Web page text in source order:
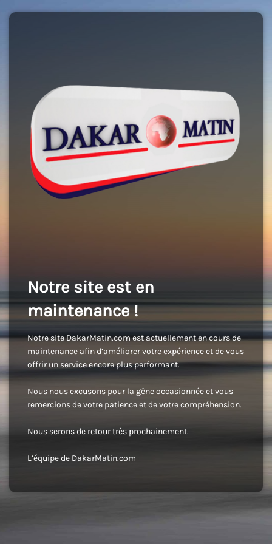
Notre site est en
maintenance !
Notre site DakarMatin.com est actuellement en cours de
maintenance afin d’améliorer votre expérience et de vous
offrir un service encore plus performant.
Nous nous excusons pour la gêne occasionnée et vous
remercions de votre patience et de votre compréhension.
Nous serons de retour très prochainement.
L’équipe de DakarMatin.com